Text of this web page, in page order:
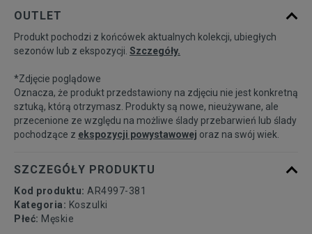
XS
Powiadom o
M
Powiadom o
dostępności
XL
Powiadom o
dostępności
OUTLET
Produkt pochodzi z końcówek aktualnych kolekcji, ubiegłych
sezonów lub z ekspozycji. Szczegóły.
*Zdjęcie poglądowe
Oznacza, że produkt przedstawiony na zdjęciu nie jest konkretną
sztuką, którą otrzymasz. Produkty są nowe, nieużywane, ale
przecenione ze względu na możliwe ślady przebarwień lub ślady
pochodzące z ekspozycji powystawowej oraz na swój wiek.
SZCZEGÓŁY PRODUKTU
Kod produktu: AR4997-381
Kategoria: Koszulki
Płeć: Męskie